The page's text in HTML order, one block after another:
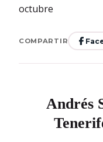
COMPARTIR
Andrés